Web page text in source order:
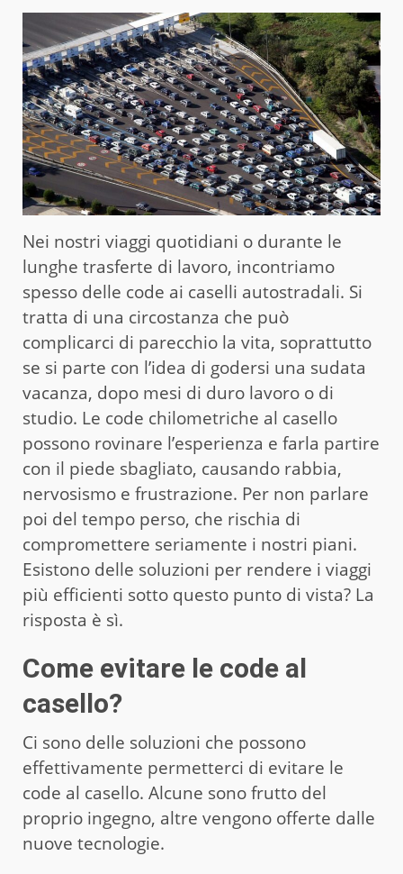
Nei nostri viaggi quotidiani o durante le
lunghe trasferte di lavoro, incontriamo
spesso delle code ai caselli autostradali. Si
tratta di una circostanza che può
complicarci di parecchio la vita, soprattutto
se si parte con l’idea di godersi una sudata
vacanza, dopo mesi di duro lavoro o di
studio. Le code chilometriche al casello
possono rovinare l’esperienza e farla partire
con il piede sbagliato, causando rabbia,
nervosismo e frustrazione. Per non parlare
poi del tempo perso, che rischia di
compromettere seriamente i nostri piani.
Esistono delle soluzioni per rendere i viaggi
più efficienti sotto questo punto di vista? La
risposta è sì.
Come evitare le code al
casello?
Ci sono delle soluzioni che possono
effettivamente permetterci di evitare le
code al casello. Alcune sono frutto del
proprio ingegno, altre vengono offerte dalle
nuove tecnologie.